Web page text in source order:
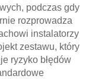
podczas gdy
rozprowadza
instalatorzy
zestawu, który
ryzyko błędów